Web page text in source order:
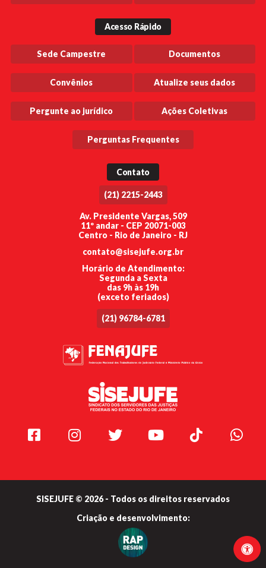
Acesso Rápido
Sede Campestre Documentos
Convênios Atualize seus dados
Pergunte ao jurídico Ações Coletivas
Perguntas Frequentes
Contato
(21) 2215-2443
Av. Presidente Vargas, 509
11º andar - CEP 20071-003
Centro - Rio de Janeiro - RJ
contato@sisejufe.org.br
Horário de Atendimento:
Segunda a Sexta
das 9h às 19h
(exceto feriados)
(21) 96784-6781
Facebook Instagram Twitter Youtube TikTok
SISEJUFE © 2026 - Todos os direitos reservados
Criação e desenvolvimento: